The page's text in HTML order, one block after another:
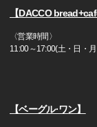
【DACCO
〈営業時間〉
11:00～17:00(土・日・
【ベーグル·ワン】